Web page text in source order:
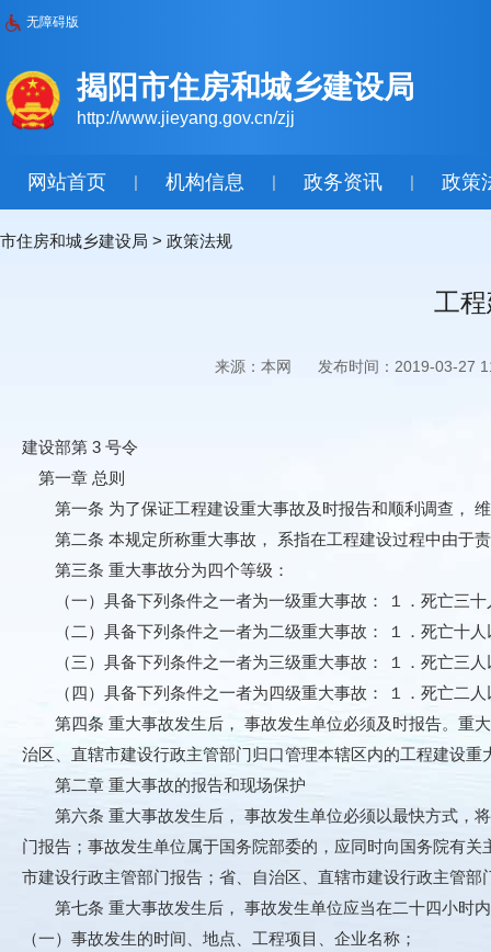
无障碍版
揭阳市住房和城乡建设局
http://www.jieyang.gov.cn/zjj
网站首页 | 机构信息 | 政务资讯 | 政策
市住房和城乡建设局 > 政策法规
工
来源：本网 发布时间：2019-03-27
建设部第 3 号令
第一章 总则
第一条 为了保证工程建设重大事故及时报告和顺利调查，
第二条 本规定所称重大事故， 系指在工程建设过程中由于责
第三条 重大事故分为四个等级：
（一）具备下列条件之一者为一级重大事故： １．死亡三十
（二）具备下列条件之一者为二级重大事故： １．死亡十人
（三）具备下列条件之一者为三级重大事故： １．死亡三人
（四）具备下列条件之一者为四级重大事故： １．死亡二人
第四条 重大事故发生后， 事故发生单位必须及时报告。重大
治区、直辖市建设行政主管部门归口管理本辖区内的工程建设
第二章 重大事故的报告和现场保护
第六条 重大事故发生后， 事故发生单位必须以最快方式，将
门报告；事故发生单位属于国务院部委的，应同时向国务院有
市建设行政主管部门报告；省、自治区、直辖市建设行政主管
第七条 重大事故发生后， 事故发生单位应当在二十四小时内
（一）事故发生的时间、地点、工程项目、企业名称；